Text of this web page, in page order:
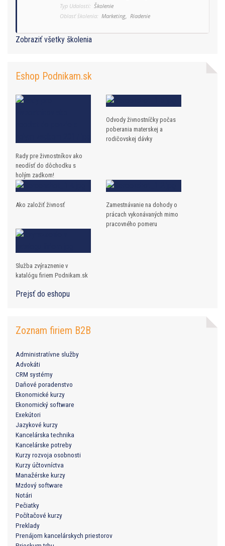
Typ Udalosti: Školenie
Oblasť školenia: Marketing, Riadenie
Zobraziť všetky školenia
Eshop Podnikam.sk
Rady pre živnostníkov ako
neodísť do dôchodku s
holým zadkom!
Odvody živnostníčky počas
poberania materskej a
rodičovskej dávky
Ako založiť živnosť
Zamestnávanie na dohody o
prácach vykonávaných mimo
pracovného pomeru
Služba zvýraznenie v
katalógu firiem Podnikam.sk
Prejsť do eshopu
Zoznam firiem B2B
Administratívne služby
Advokáti
CRM systémy
Daňové poradenstvo
Ekonomické kurzy
Ekonomický software
Exekútori
Jazykové kurzy
Kancelárska technika
Kancelárske potreby
Kurzy rozvoja osobnosti
Kurzy účtovníctva
Manažérske kurzy
Mzdový software
Notári
Pečiatky
Počítačové kurzy
Preklady
Prenájom kancelárskych priestorov